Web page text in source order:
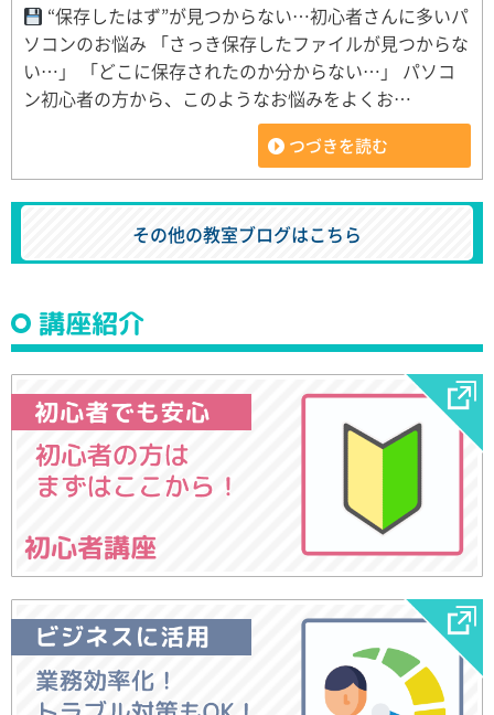
“保存したはず”が見つからない…初心者さんに多いパ
ソコンのお悩み 「さっき保存したファイルが見つからな
い…」 「どこに保存されたのか分からない…」 パソコ
ン初心者の方から、このようなお悩みをよくお…
つづきを読む
その他の教室ブログはこちら
講座紹介
初心者講座